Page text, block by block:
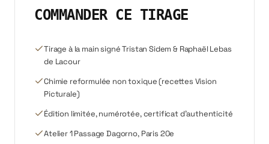
COMMANDER CE TIRAGE
Tirage à la main signé Tristan Sidem & Raphaël Lebas
de Lacour
Chimie reformulée non toxique (recettes Vision
Picturale)
Édition limitée, numérotée, certificat d'authenticité
Atelier 1 Passage Dagorno, Paris 20e